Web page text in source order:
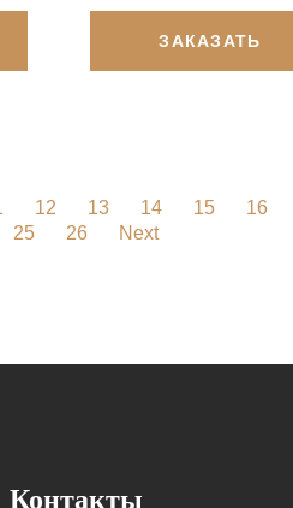
ЗАКАЗАТЬ
12 13 14 15 16
25 26 Next
Контакты